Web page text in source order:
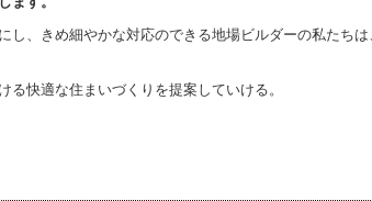
、きめ細やかな対応のできる地場ビルダーの私たち
快適な住まいづくりを提案していける。